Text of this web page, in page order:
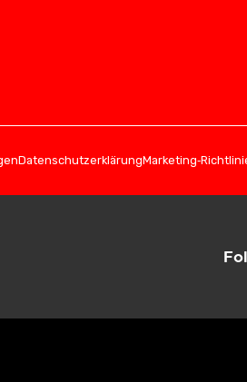
Datenschutzerklärung